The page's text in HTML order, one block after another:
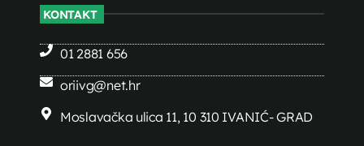
KONTAKT
01 2881 656
oriivg@net.hr
Moslavačka ulica 11, 10 310 IVANIĆ- GRAD